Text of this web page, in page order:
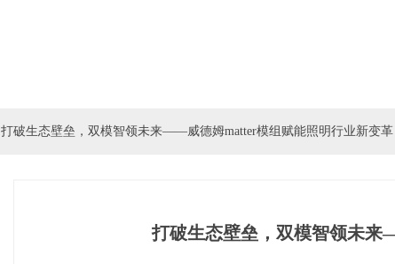
打破生态壁垒，双模智领未来——威德姆matter模组赋能照明行业新变革
打破生态壁垒，双模智领未